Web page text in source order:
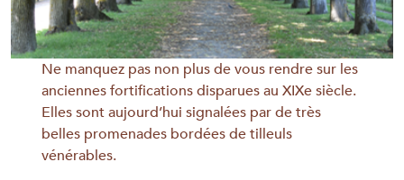
Ne manquez pas non plus de vous rendre sur les
anciennes fortifications disparues au XIXe siècle.
Elles sont aujourd’hui signalées par de très
belles promenades bordées de tilleuls
vénérables.